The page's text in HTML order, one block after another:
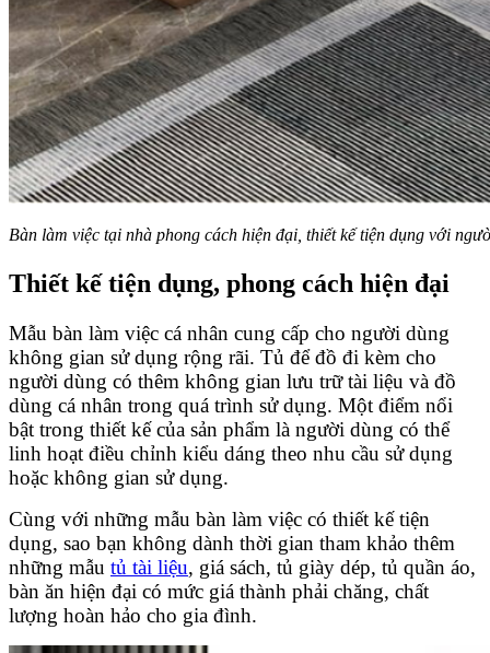
Bàn làm việc tại nhà phong cách hiện đại, thiết kế tiện dụng với
Thiết kế tiện dụng, phong cách hiện đại
Mẫu bàn làm việc cá nhân cung cấp cho người dùng
không gian sử dụng rộng rãi. Tủ để đồ đi kèm cho
người dùng có thêm không gian lưu trữ tài liệu và đồ
dùng cá nhân trong quá trình sử dụng. Một điểm nổi
bật trong thiết kế của sản phẩm là người dùng có thể
linh hoạt điều chỉnh kiểu dáng theo nhu cầu sử dụng
hoặc không gian sử dụng.
Cùng với những mẫu bàn làm việc có thiết kế tiện
dụng, sao bạn không dành thời gian tham khảo thêm
những mẫu tủ tài liệu, giá sách, tủ giày dép, tủ quần áo,
bàn ăn hiện đại có mức giá thành phải chăng, chất
lượng hoàn hảo cho gia đình.